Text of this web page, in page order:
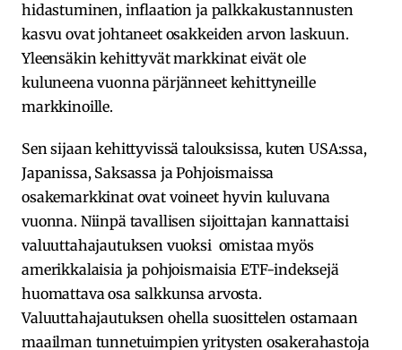
hidastuminen, inflaation ja palkkakustannusten
kasvu ovat johtaneet osakkeiden arvon laskuun.
Yleensäkin kehittyvät markkinat eivät ole
kuluneena vuonna pärjänneet kehittyneille
markkinoille.
Sen sijaan kehittyvissä talouksissa, kuten USA:ssa,
Japanissa, Saksassa ja Pohjoismaissa
osakemarkkinat ovat voineet hyvin kuluvana
vuonna. Niinpä tavallisen sijoittajan kannattaisi
valuuttahajautuksen vuoksi omistaa myös
amerikkalaisia ja pohjoismaisia ETF-indeksejä
huomattava osa salkkunsa arvosta.
Valuuttahajautuksen ohella suosittelen ostamaan
maailman tunnetuimpien yritysten osakerahastoja